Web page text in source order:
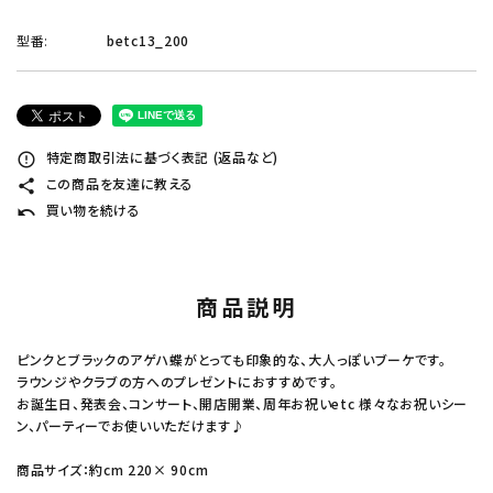
型番: betc13_200
error_outline 特定商取引法に基づく表記 (返品など)
share この商品を友達に教える
undo 買い物を続ける
商品説明
ピンクとブラックのアゲハ蝶がとっても印象的な、大人っぽいブーケです。
ラウンジやクラブの方へのプレゼントにおすすめです。
お誕生日、発表会、コンサート、開店開業、周年お祝いetc 様々なお祝いシー
ン、パーティーでお使いいただけます♪
商品サイズ：約cm 220× 90cm